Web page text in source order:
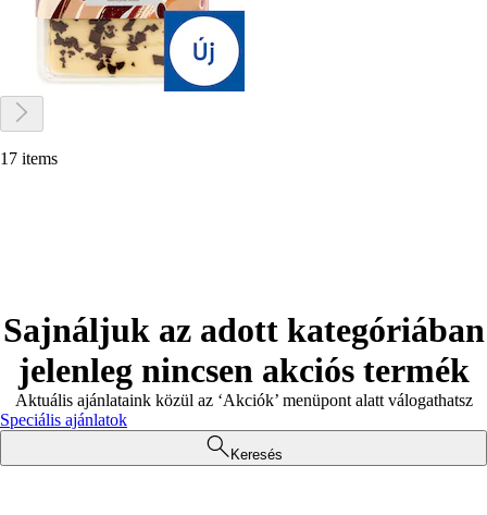
17 items
Sajnáljuk az adott kategóriában
jelenleg nincsen akciós termék
Aktuális ajánlataink közül az ‘Akciók’ menüpont alatt válogathatsz
Speciális ajánlatok
Keresés